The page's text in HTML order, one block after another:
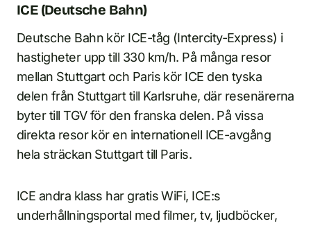
ICE (Deutsche Bahn)
Deutsche Bahn kör ICE-tåg (Intercity-Express) i
hastigheter upp till 330 km/h. På många resor
mellan Stuttgart och Paris kör ICE den tyska
delen från Stuttgart till Karlsruhe, där resenärerna
byter till TGV för den franska delen. På vissa
direkta resor kör en internationell ICE-avgång
hela sträckan Stuttgart till Paris.
ICE andra klass har gratis WiFi, ICE:s
underhållningsportal med filmer, tv, ljudböcker,